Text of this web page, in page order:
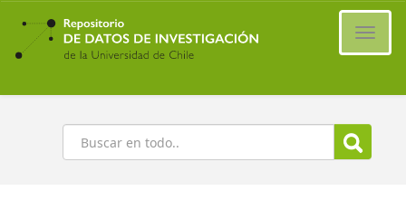
Ir
contenido
principal
Buscar